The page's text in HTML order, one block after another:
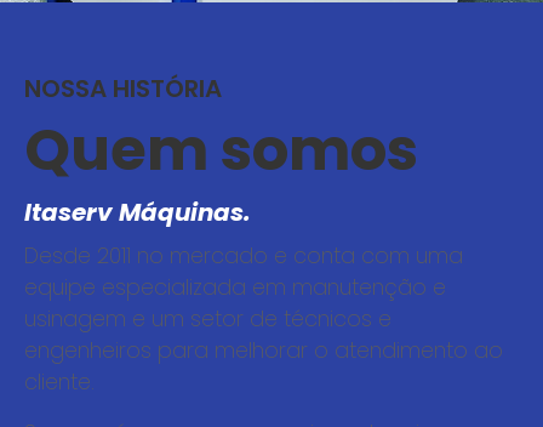
NOSSA HISTÓRIA
Quem somos
Itaserv Máquinas.
Desde 2011 no mercado e conta com uma
equipe especializada em manutenção e
usinagem e um setor de técnicos e
engenheiros para melhorar o atendimento ao
cliente.